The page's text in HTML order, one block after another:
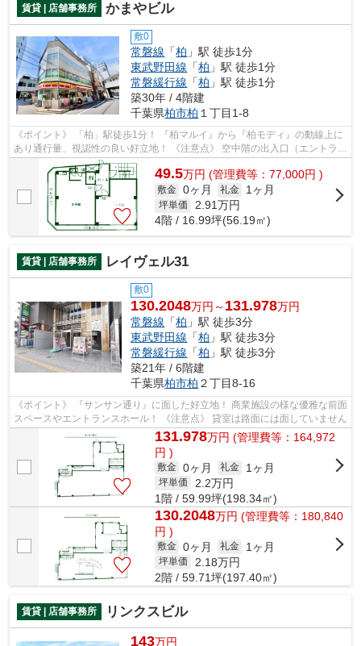
賃貸 | 店舗事務所 かまやビル
敷0
常磐線 「柏 」駅 徒歩1分
東武野田線 「柏 」駅 徒歩1分
常磐緩行線 「柏 」駅 徒歩1分
築30年 / 4階建
千葉県柏市柏 １丁目1-8
《ポイント》 「柏」駅徒歩1分！ 『柏マルイ』から『柏モディ』の動線上に
あり通行量、視認性の良い好立地！ 《注意点》 空中階の出入口（エントラン
ス）は裏手になります
49.5万円 (管理費等：77,000円 )
敷金 0ヶ月 礼金 1ヶ月
坪単価 2.91万円
4階 / 16.99坪(56.19㎡)
賃貸 | 店舗事務所 レイヴェル31
敷0
130.2048万円～ 131.978万円
常磐線 「柏 」駅 徒歩3分
東武野田線 「柏 」駅 徒歩3分
常磐緩行線 「柏 」駅 徒歩3分
築21年 / 6階建
千葉県柏市柏 ２丁目8-16
《ポイント》 『サンサン通り』に面した好立地！ 商業施設の様な優雅な前面
スペースやエントランスホール！ 《注意点》 貸室は路面には面していません
131.978万円 (管理費等：164,972
円 )
敷金 0ヶ月 礼金 1ヶ月
坪単価 2.2万円
1階 / 59.99坪(198.34㎡)
130.2048万円 (管理費等：180,840
円 )
敷金 0ヶ月 礼金 1ヶ月
坪単価 2.18万円
2階 / 59.71坪(197.40㎡)
賃貸 | 店舗事務所 リンクスビル
143万円